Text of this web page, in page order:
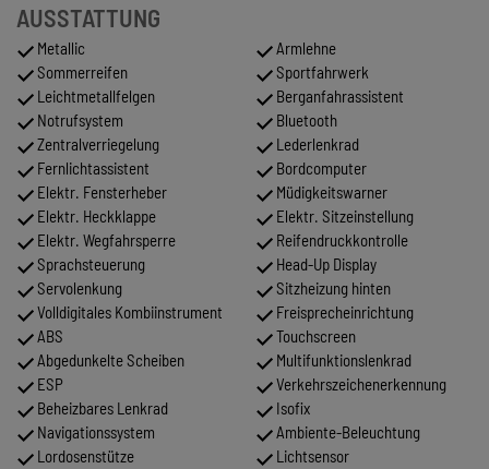
AUSSTATTUNG
Metallic
Sommerreifen
Leichtmetallfelgen
Notrufsystem
Zentralverriegelung
Fernlichtassistent
Elektr. Fensterheber
Elektr. Heckklappe
Elektr. Wegfahrsperre
Sprachsteuerung
Servolenkung
Volldigitales Kombiinstrument
ABS
Abgedunkelte Scheiben
ESP
Beheizbares Lenkrad
Navigationssystem
Lordosenstütze
Armlehne
Sportfahrwerk
Berganfahrassistent
Bluetooth
Lederlenkrad
Bordcomputer
Müdigkeitswarner
Elektr. Sitzeinstellung
Reifendruckkontrolle
Head-Up Display
Sitzheizung hinten
Freisprecheinrichtung
Touchscreen
Multifunktionslenkrad
Verkehrszeichenerkennung
Isofix
Ambiente-Beleuchtung
Lichtsensor